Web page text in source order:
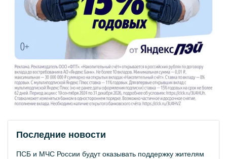
Последние новости
ПСБ и МЧС России будут оказывать поддержку жителям